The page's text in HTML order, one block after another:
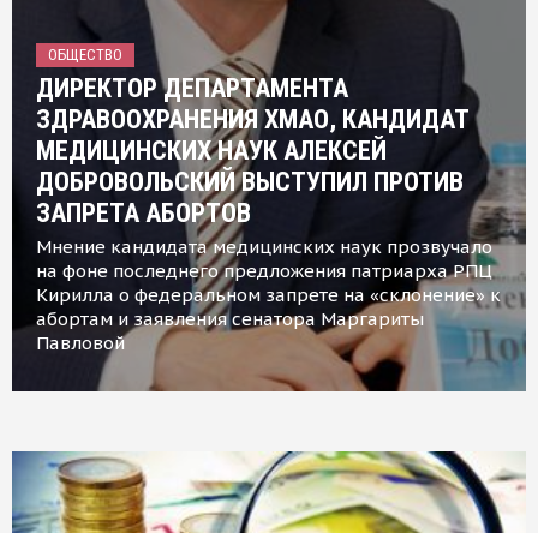
ОБЩЕСТВО
ДИРЕКТОР ДЕПАРТАМЕНТА
ЗДРАВООХРАНЕНИЯ ХМАО, КАНДИДАТ
МЕДИЦИНСКИХ НАУК АЛЕКСЕЙ
ДОБРОВОЛЬСКИЙ ВЫСТУПИЛ ПРОТИВ
ЗАПРЕТА АБОРТОВ
Мнение кандидата медицинских наук прозвучало
на фоне последнего предложения патриарха РПЦ
Кирилла о федеральном запрете на «склонение» к
абортам и заявления сенатора Маргариты
Павловой